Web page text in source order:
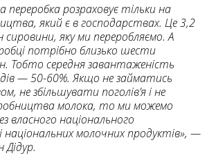
переробка розраховує тільки на
який є в господарствах. Це 3,2
яку ми переробляємо. А
потрібно близько шести
Тобто середня завантаженість
— 50-60%. Якщо не займатись
не збільшувати поголів’я і не
молока, то ми можемо
власного національного
молочних продуктів», —
Дідур.